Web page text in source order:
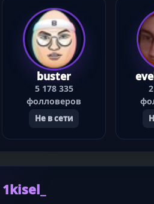
buster
5 178 335
фолловеров
Не в сети
1kisel_